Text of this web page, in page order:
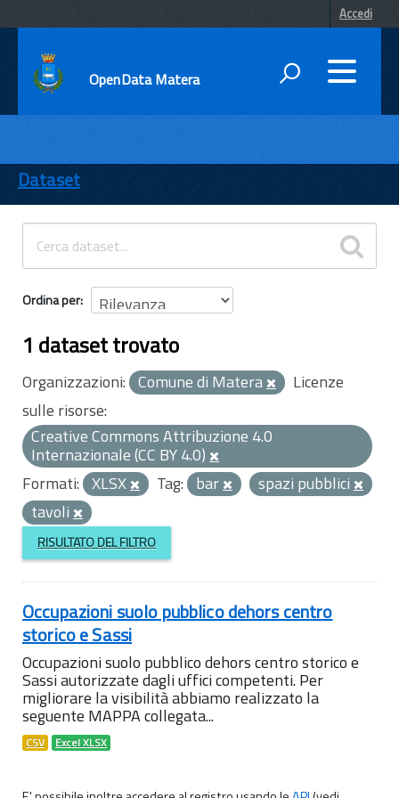
Accedi
OpenData Matera
ENTI
TEMI
INFORMAZIONI
Dataset
Ordina per
1 dataset trovato
Organizzazioni: Comune di Matera
Licenze
sulle risorse:
Creative Commons Attribuzione 4.0
Internazionale (CC BY 4.0)
Formati: XLSX Tag: bar
spazi pubblici
tavoli
RISULTATO DEL FILTRO
Occupazioni suolo pubblico dehors centro
storico e Sassi
Occupazioni suolo pubblico dehors centro storico e
Sassi autorizzate dagli uffici competenti. Per
migliorare la visibilità abbiamo realizzato la
seguente MAPPA collegata...
CSV Excel XLSX